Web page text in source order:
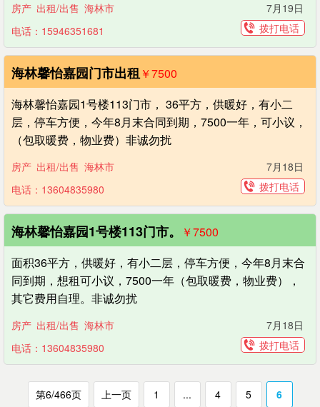
房产 出租/出售 海林市
7月19日
电话：15946351681
拨打电话
海林馨怡嘉园门市出租￥7500
海林馨怡嘉园1号楼113门市， 36平方，供暖好，有小二
层，停车方便，今年8月末合同到期，7500一年，可小议，
（包取暖费，物业费）非诚勿扰
房产 出租/出售 海林市
7月18日
电话：13604835980
拨打电话
海林馨怡嘉园1号楼113门市。
￥7500
面积36平方，供暖好，有小二层，停车方便，今年8月末合
同到期，想租可小议，7500一年（包取暖费，物业费），
其它费用自理。非诚勿扰
房产 出租/出售 海林市
7月18日
电话：13604835980
拨打电话
第6/466页 上一页 1 ... 4 5 6